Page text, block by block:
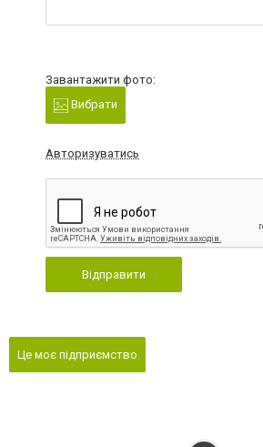
Завантажити фото:
Вибрати
Авторизуватись
Відправити
Це моє підприємство